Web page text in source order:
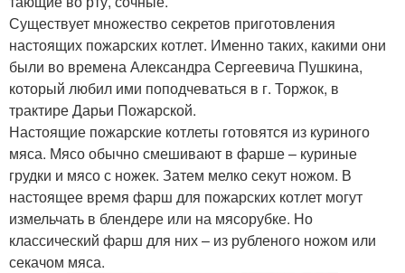
Существует множество секретов приготовления
настоящих пожарских котлет. Именно таких, какими они
были во времена Александра Сергеевича Пушкина,
который любил ими поподчеваться в г. Торжок, в
трактире Дарьи Пожарской.
Настоящие пожарские котлеты готовятся из куриного
мяса. Мясо обычно смешивают в фарше – куриные
грудки и мясо с ножек. Затем мелко секут ножом. В
настоящее время фарш для пожарских котлет могут
измельчать в блендере или на мясорубке. Но
классический фарш для них – из рубленого ножом или
секачом мяса.